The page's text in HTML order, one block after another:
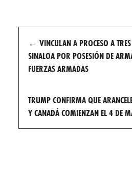
Post
navigation
← VINCULAN A PROCESO A
SINALOA POR POSESIÓN DE
FUERZAS ARMADAS
TRUMP CONFIRMA QUE
Y CANADÁ COMIENZAN EL 4 DE